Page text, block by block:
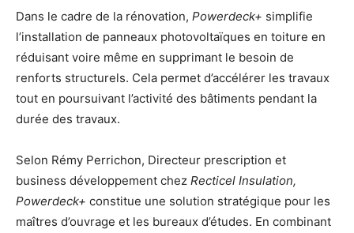
Dans le cadre de la rénovation, Powerdeck+ simplifie
l’installation de panneaux photovoltaïques en toiture en
réduisant voire même en supprimant le besoin de
renforts structurels. Cela permet d’accélérer les travaux
tout en poursuivant l’activité des bâtiments pendant la
durée des travaux.
Selon Rémy Perrichon, Directeur prescription et
business développement chez Recticel Insulation,
Powerdeck+ constitue une solution stratégique pour les
maîtres d’ouvrage et les bureaux d’études. En combinant